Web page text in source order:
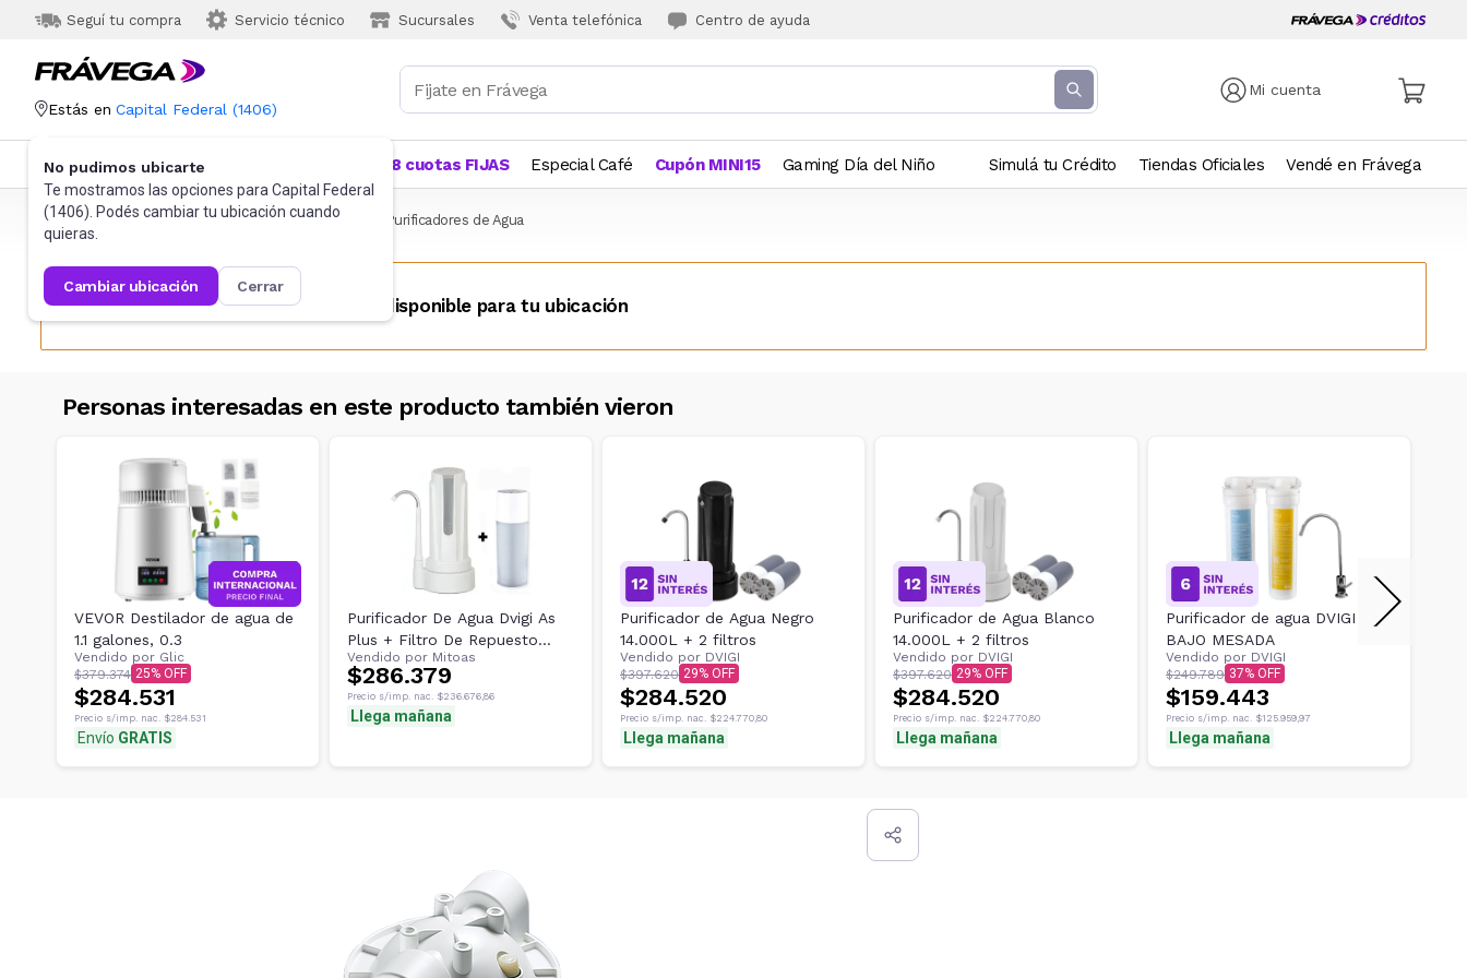
Seguí tu compra Servicio técnico Sucursales Venta telefónica Centro de ayuda
Mi cuenta
Estás en Capital Federal (1406)
No pudimos ubicarte
Te mostramos las opciones para Capital Federal
(1406). Podés cambiar tu ubicación cuando
quieras.
cambiar ubicación cerrar
Categorías Más Vendidos 18 cuotas FIJAS Especial Café Cupón MINI15 Gaming Día del Niño Simulá tu Crédito Tiendas Oficiales Vendé en Frávega
Frávega Pequeños Electrodomésticos Hogar Purificadores de Agua
Este producto no se encuentra disponible para tu ubicación
Personas interesadas en este producto también vieron
VEVOR Destilador de agua de
1.1 galones, 0.3
Vendido por Glic
$379.374 25
$284.531
Precio s/imp. nac. $284.531
Envío GRATIS
Purificador De Agua Dvigi As
Plus + Filtro De Repuesto
8000l
Vendido por Mitoas
$286.379
Precio s/imp. nac. $236.676,86
Llega mañana
Purificador de Agua Negro
14.000L + 2 filtros
Vendido por DVIGI
$397.620 29
$284.520
Precio s/imp. nac. $224.770,80
Llega mañana
Purificador de Agua Blanco
14.000L + 2 filtros
Vendido por DVIGI
$397.620 29
$284.520
Precio s/imp. nac. $224.770,80
Llega mañana
Purificador de agua DVIGI
BAJO MESADA
Vendido por DVIGI
$249.789 37
$159.443
Precio s/imp. nac. $125.959,97
Llega mañana